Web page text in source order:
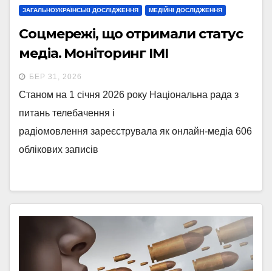
ЗАГАЛЬНОУКРАЇНСЬКІ ДОСЛІДЖЕННЯ МЕДІЙНІ ДОСЛІДЖЕННЯ
Соцмережі, що отримали статус
медіа. Моніторинг ІМІ
БЕР 31, 2026
Станом на 1 січня 2026 року Національна рада з
питань телебачення і
радіомовлення зареєструвала як онлайн-медіа 606
облікових записів